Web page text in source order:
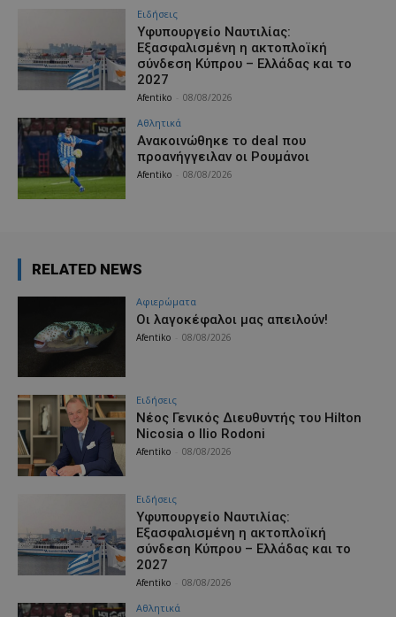
Ειδήσεις
Υφυπουργείο Ναυτιλίας:
Εξασφαλισμένη η ακτοπλοϊκή
σύνδεση Κύπρου – Ελλάδας και το
2027
Afentiko 08/08/2026
Αθλητικά
Aνακοινώθηκε το deal που
προανήγγειλαν οι Ρουμάνοι
Afentiko 08/08/2026
RELATED NEWS
Aφιερώματα
Οι λαγοκέφαλοι μας απειλούν!
Afentiko 08/08/2026
Ειδήσεις
Νέος Γενικός Διευθυντής του Hilton
Nicosia ο Ilio Rodoni
Afentiko 08/08/2026
Ειδήσεις
Υφυπουργείο Ναυτιλίας:
Εξασφαλισμένη η ακτοπλοϊκή
σύνδεση Κύπρου – Ελλάδας και το
2027
Afentiko 08/08/2026
Αθλητικά